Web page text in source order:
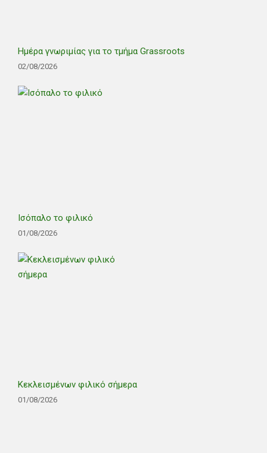
Ημέρα γνωριμίας για το τμήμα Grassroots
02/08/2026
Ισόπαλο το φιλικό
01/08/2026
Κεκλεισμένων φιλικό σήμερα
01/08/2026